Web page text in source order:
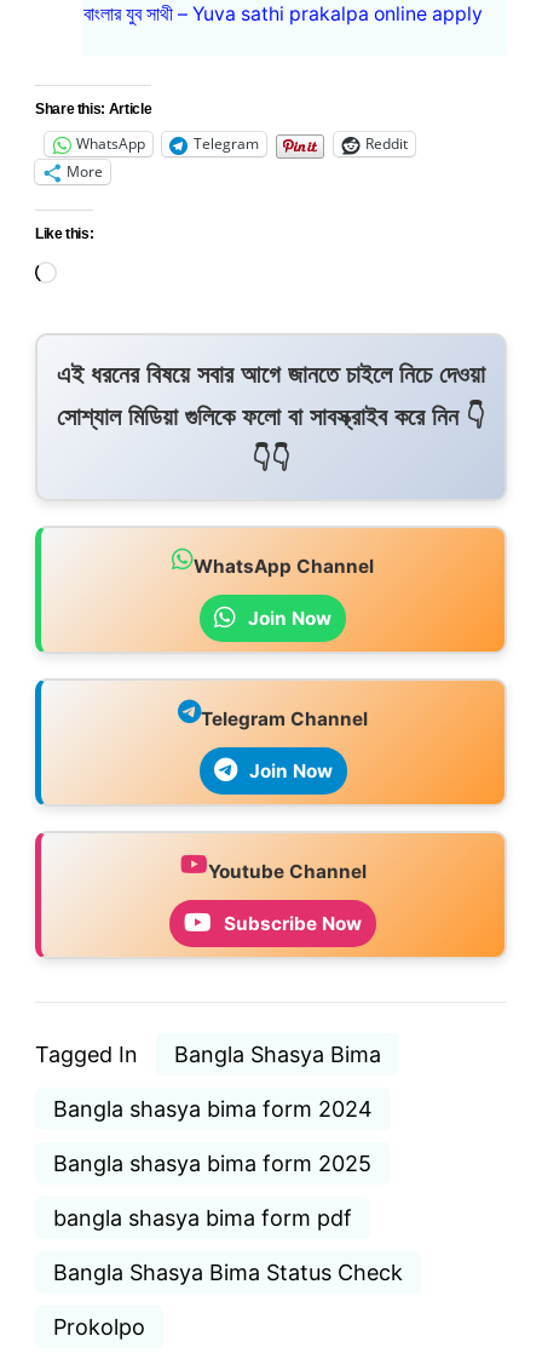
বাংলার যুব সাথী – Yuva sathi prakalpa online apply
Share this: Article
WhatsApp Telegram
Reddit
More
Like this:
এই ধরনের বিষয়ে সবার আগে জানতে চাইলে নিচে দেওয়া
সোশ্যাল মিডিয়া গুলিকে ফলো বা সাবস্ক্রাইব করে নিন 👇
👇👇
WhatsApp Channel
Join Now
Telegram Channel
Join Now
Youtube Channel
Subscribe Now
Tagged In Bangla Shasya Bima
Bangla shasya bima form 2024
Bangla shasya bima form 2025
bangla shasya bima form pdf
Bangla Shasya Bima Status Check
Prokolpo